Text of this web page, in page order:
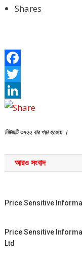
Shares
Facebook
Twitter
LinkedIn
নিউজটি ৩৭২২ বার পড়া হয়েছে ।
আরও সংবাদ
Price Sensitive
Price Sensitive
Ltd